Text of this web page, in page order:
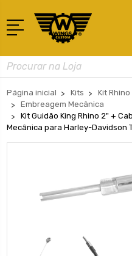
Busca
Página inicial Kits Kit Rhino
Embreagem Mecânica
Kit Guidão King Rhino 2" +
Mecânica para Harley-Davidson